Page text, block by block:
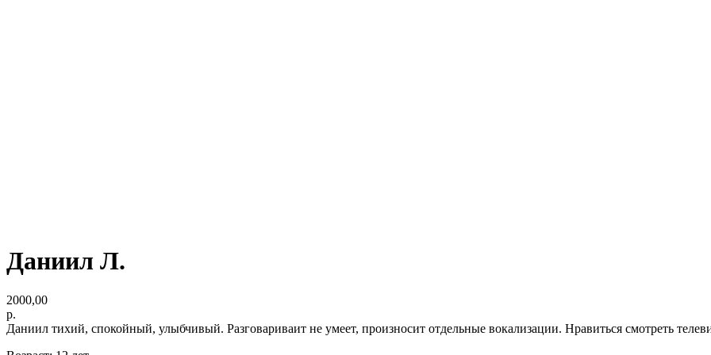
Даниил Л.
2000,00
р.
Даниил тихий, спокойный, улыбчивый. Разговариваит не умеет, произносит отдельные вокализации. Нравиться смотреть